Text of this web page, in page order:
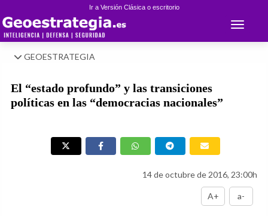
Ir a Versión Clásica o escritorio
Toggle
GEOESTRATEGIA
El “estado profundo” y las transiciones
políticas en las “democracias nacionales”
14 de octubre de 2016, 23:00h
A+ a-